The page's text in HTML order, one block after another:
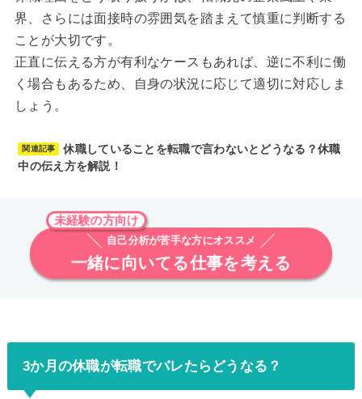
界、さらには面接時の雰囲気を踏まえて慎重に判断する
ことが大切です。
正直に伝える方が有利なケースもあれば、逆に不利に働
く場合もあるため、自身の状況に応じて適切に対応しま
しょう。
関連記事
休職していることを転職で言わないとどうなる？休職
中の伝え方を解説！
未経験の方向け
自己分析が苦手な方にオススメ
一緒に向いてる仕事を考える
3か月の休職が転職でバレたらどうなる？